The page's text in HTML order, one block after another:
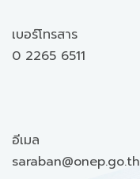
เบอร์โทรสาร
0 2265 6511
อีเมล
saraban@onep.go.th